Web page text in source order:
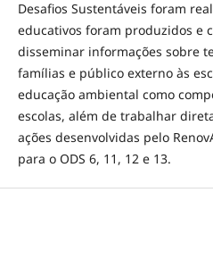
Desafios Sustentáveis foram
educativos foram produzidos e
disseminar informações sobre
famílias e público externo às
educação ambiental como
escolas, além de trabalhar
ações desenvolvidas pelo
para o ODS 6, 11, 12 e 13.